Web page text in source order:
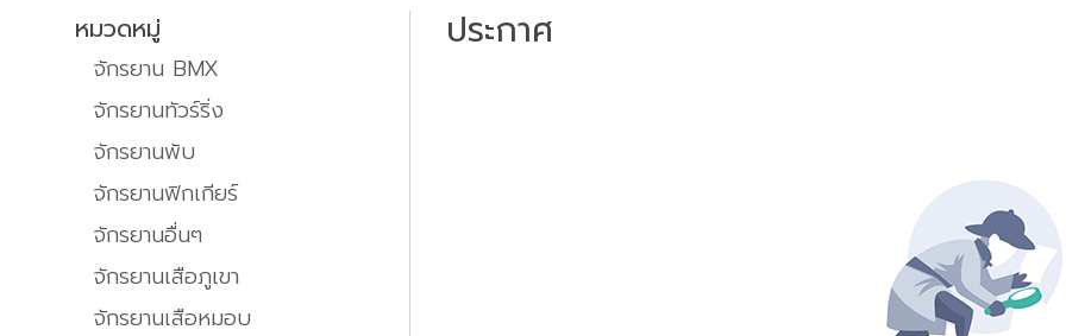
หมวดหมู่
จักรยาน BMX
จักรยานทัวร์ริ่ง
จักรยานพับ
จักรยานฟิกเกียร์
จักรยานอื่นๆ
จักรยานเสือภูเขา
จักรยานเสือหมอบ
ประกาศ